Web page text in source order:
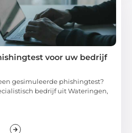
voor uw bedrijf
gesimuleerde phishingtest?
bedrijf uit Wateringen,